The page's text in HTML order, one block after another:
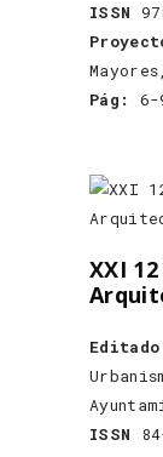
ISSN
Pág:
6-
XXI
ISSN